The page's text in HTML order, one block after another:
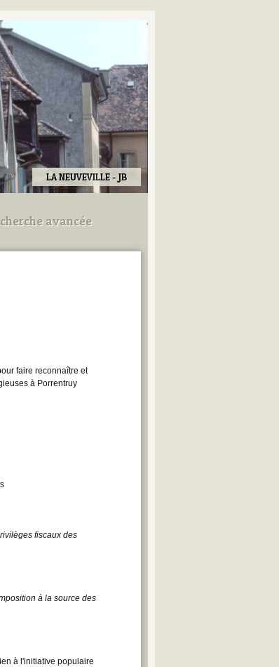
LA NEUVEVILLE - JB
avancée
les champs ci-dessous
faire reconnaître et
à Porrentruy
fiscaux des
à la source des
à l'initiative populaire